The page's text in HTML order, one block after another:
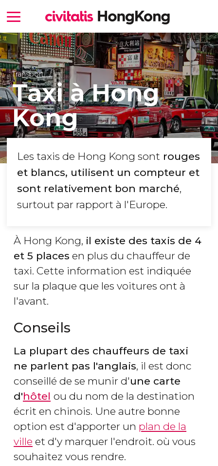
Transport
Taxi à Hong
Kong
Les taxis de Hong Kong sont rouges
et blancs, utilisent un compteur et
sont relativement bon marché,
surtout par rapport à l'Europe.
À Hong Kong, il existe des taxis de 4
et 5 places en plus du chauffeur de
taxi. Cette information est indiquée
sur la plaque que les voitures ont à
l'avant.
Conseils
La plupart des chauffeurs de taxi
ne parlent pas l'anglais, il est donc
conseillé de se munir d'une carte
d'hôtel ou du nom de la destination
écrit en chinois. Une autre bonne
option est d'apporter un plan de la
ville et d'y marquer l'endroit. où vous
souhaitez vous rendre.